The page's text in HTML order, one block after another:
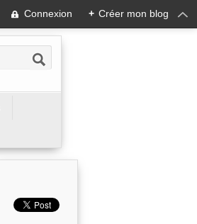
Connexion + Créer mon blog